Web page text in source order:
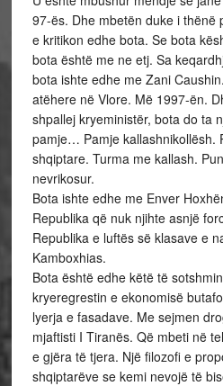
97-ës. Dhe mbetën duke i thënë
e kritikon edhe bota. Se bota
bota është me ne etj. Sa
bota ishte edhe me Zani
atëhere në Vlore. Më 1997-ën.
shpallej kryeministër, bota do ta
pamje… Pamje kallashnikollësh.
shqiptare. Turma me kallash.
nevrikosur.
Bota ishte edhe me Enver
Republika që nuk njihte asnjë
Republika e luftës së klasave e
Kamboxhias.
Bota është edhe këtë të
kryeregrestin e ekonomisë
lyerja e fasadave. Me sejmen
mjaftisti I Tiranës. Që mbeti në
e gjëra të tjera. Një filozofi e
shqiptarëve se kemi nevojë të